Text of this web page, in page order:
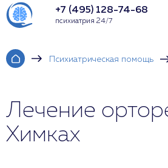
+7 (495) 128-74-68
психиатрия 24/7
Психиатрическая помощь
Лечение
Химках